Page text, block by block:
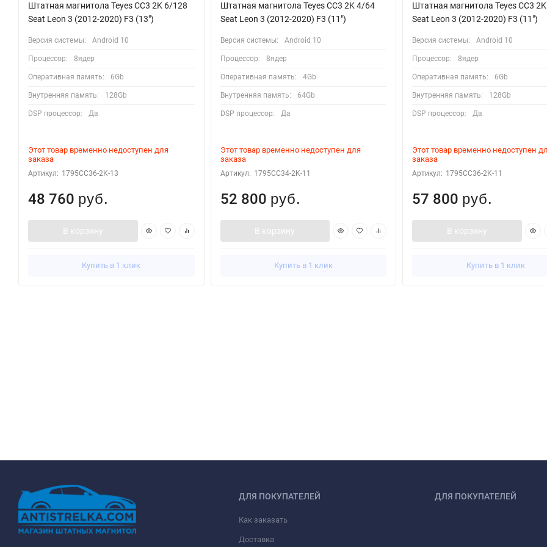
Штатная магнитола Teyes CC3 2K 6/128
Seat Leon 3 (2012-2020) F3 (13")
Версия системы: Android 10
Процессор: 8ядер
Оперативная память: 6Gb
Внутренняя память: 128Gb
DSP процессор: Да
Этот товар временно недоступен для
заказа
Артикул: 1795CC36-2K-13
48 760 руб.
В корзину
Купить в 1 клик
Штатная магнитола Teyes CC3 2K 4/64
Seat Leon 3 (2012-2020) F3 (11")
Версия системы: Android 10
Процессор: 8ядер
Оперативная память: 4Gb
Внутренняя память: 64Gb
DSP процессор: Да
Этот товар временно недоступен для
заказа
Артикул: 1795CC34-2K-11
52 800 руб.
В корзину
Купить в 1 клик
Штатная магнитола Teyes CC3
Seat Leon 3 (2012-2020) F3 (11")
Версия системы: Android 10
Процессор: 8ядер
Оперативная память: 6Gb
Внутренняя память: 128Gb
DSP процессор: Да
Этот товар временно недоступен
заказа
Артикул: 1795CC36-2K-11
57 800 руб.
В корзину
Купить в 1 клик
ДЛЯ ПОКУПАТЕЛЕЙ
Как заказать
Доставка
ДЛЯ ПОКУПАТЕЛЕЙ